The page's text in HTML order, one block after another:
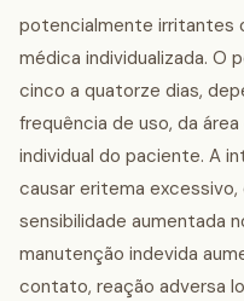
potencialmente irritantes
médica individualizada. O
cinco a quatorze dias,
frequência de uso, da
individual do paciente. A
causar eritema
sensibilidade aumentada
manutenção indevida
contato, reação adversa